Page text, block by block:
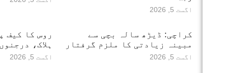
اگست 5, 2026
کراچی: ڈیڑھ سالہ بچی سے
مبینہ زیادتی کا ملزم گرفتار
اگست 5, 2026
ہلاک،
اگست 5, 2026